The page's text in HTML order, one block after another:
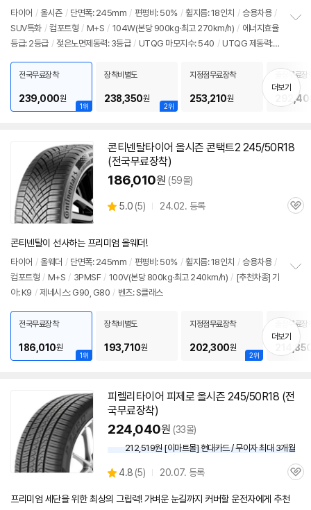
타이어 / 올시즌 / 단면폭: 245mm / 편평비: 50% / 휠지름: 18인치 / 승용차용 /
SUV특화 / 컴포트형 / M+S / 104W(본당 900kg·최고 270km/h) / 에너지효율
등급: 2등급 / 젖은노면제동력: 3등급 / UTQG 마모지수: 540 / UTQG 제동력:
치
기
1위
전국무료장착
239,000원
2위
장착비별도
238,350원
지정점무료장착
253,210원
출장무료장
더보기
콘티넨탈타이어 올시즌 콘택트2 245/50R18
(전국무료장착)
186,010원 (59몰)
별
5.0 (상
뷰
5) 24.02. 등록
관
콘티넨탈이 선사하는 프리미엄 올웨더!
타이어 / 올웨더 / 단면폭: 245mm / 편평비: 50% / 휠지름: 18인치 / 승용차용 /
컴포트형 / M+S / 3PMSF / 100V(본당 800kg·최고 240km/h) / [추천차종] 기
아: K9 / 제네시스: G90, G80 / 벤츠: S클래스
치
기
1위
전국무료장착
186,010원
장착비별도
193,710원
2위
지정점무료장착
202,300원
출장무료장
더보기
피렐리 타이어 피제로 올시즌 245/50R18 (전
국무료장착)
224,040원 (33몰)
212,519원 [이마트몰] 현대카드 / 무이자 최대 3개월
별
점
4.8 (상
리
5) 20.07. 등록
관
프리미엄 세단을 위한 최상의 그립력! 가벼운 눈길까지 커버할 운전자에게 추천